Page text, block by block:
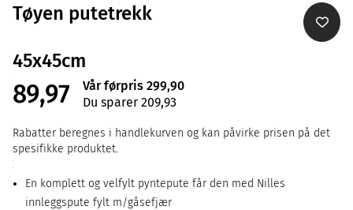
Tøyen putetrekk
45x45cm
89,97
Vår førpris 299,90
Du sparer 209,93
Rabatter beregnes i handlekurven og kan påvirke prisen på det
spesifikke produktet.
En komplett og velfylt pyntepute får den med Nilles
innleggspute fylt m/gåsefjær